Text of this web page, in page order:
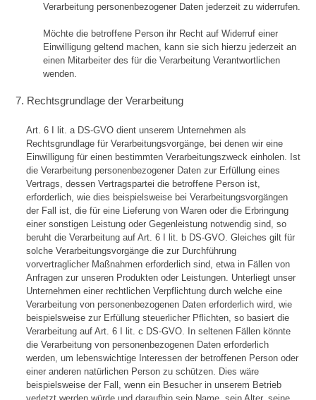
Verarbeitung personenbezogener Daten jederzeit zu widerrufen.
Möchte die betroffene Person ihr Recht auf Widerruf einer
Einwilligung geltend machen, kann sie sich hierzu jederzeit an
einen Mitarbeiter des für die Verarbeitung Verantwortlichen
wenden.
7. Rechtsgrundlage der Verarbeitung
Art. 6 I lit. a DS-GVO dient unserem Unternehmen als
Rechtsgrundlage für Verarbeitungsvorgänge, bei denen wir eine
Einwilligung für einen bestimmten Verarbeitungszweck einholen. Ist
die Verarbeitung personenbezogener Daten zur Erfüllung eines
Vertrags, dessen Vertragspartei die betroffene Person ist,
erforderlich, wie dies beispielsweise bei Verarbeitungsvorgängen
der Fall ist, die für eine Lieferung von Waren oder die Erbringung
einer sonstigen Leistung oder Gegenleistung notwendig sind, so
beruht die Verarbeitung auf Art. 6 I lit. b DS-GVO. Gleiches gilt für
solche Verarbeitungsvorgänge die zur Durchführung
vorvertraglicher Maßnahmen erforderlich sind, etwa in Fällen von
Anfragen zur unseren Produkten oder Leistungen. Unterliegt unser
Unternehmen einer rechtlichen Verpflichtung durch welche eine
Verarbeitung von personenbezogenen Daten erforderlich wird, wie
beispielsweise zur Erfüllung steuerlicher Pflichten, so basiert die
Verarbeitung auf Art. 6 I lit. c DS-GVO. In seltenen Fällen könnte
die Verarbeitung von personenbezogenen Daten erforderlich
werden, um lebenswichtige Interessen der betroffenen Person oder
einer anderen natürlichen Person zu schützen. Dies wäre
beispielsweise der Fall, wenn ein Besucher in unserem Betrieb